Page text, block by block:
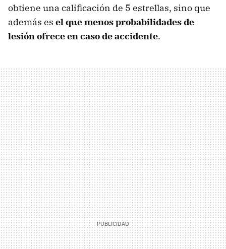
obtiene una calificación de 5 estrellas, sino que
además es el que menos probabilidades de
lesión ofrece en caso de accidente.